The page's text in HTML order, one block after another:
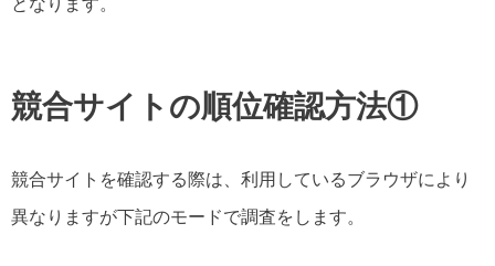
となります。
競合サイトの順位確認方法①
競合サイトを確認する際は、利用しているブラウザにより
異なりますが下記のモードで調査をします。